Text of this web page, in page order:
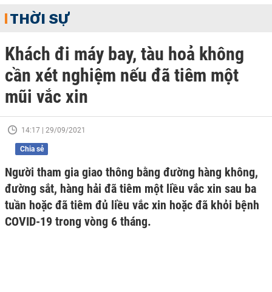
THỜI SỰ
Khách đi máy bay, tàu hoả không
cần xét nghiệm nếu đã tiêm một
mũi vắc xin
14:17 | 29/09/2021
Chia sẻ
Người tham gia giao thông bằng đường hàng không,
đường sắt, hàng hải đã tiêm một liều vắc xin sau ba
tuần hoặc đã tiêm đủ liều vắc xin hoặc đã khỏi bệnh
COVID-19 trong vòng 6 tháng.